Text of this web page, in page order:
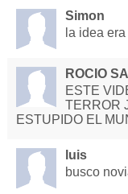
Simon
la idea
ROCIO
ESTE
TERROR
ESTUPIDO EL
luis
busco